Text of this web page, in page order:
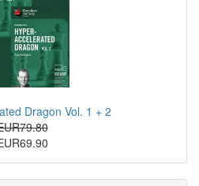
Dragon Vol. 1 + 2